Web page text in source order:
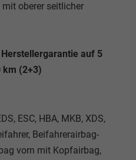
oberer seitlicher
auf 5
km (2+3)
ESC, HBA, MKB, XDS,
Beifahrerairbag-
vorn mit Kopfairbag,